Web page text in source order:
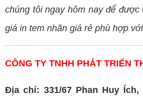
chúng tôi ngay hôm nay để
giá in tem nhãn giá rẻ phù hợp
CÔNG TY TNHH PHÁT TRIỂN
Địa chỉ: 331/67 Phan Huy